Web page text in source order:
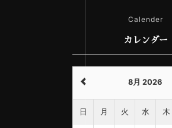
Calender
カレンダー
8月 2026
日 月 火 水 木